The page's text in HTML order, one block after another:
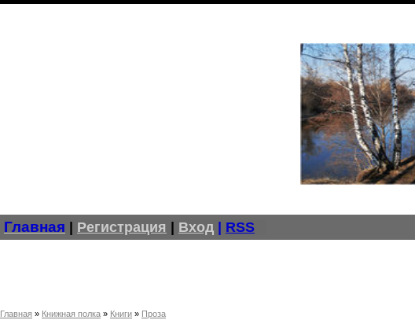
Главная Регистрация Вход RSS
Главная » Книжная полка » Книги » Проза